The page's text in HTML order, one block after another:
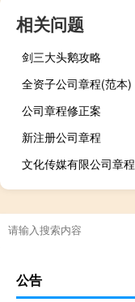
相关问题
剑三大头鹅攻略
全资子公司章程(范本)
公司章程修正案
新注册公司章程
文化传媒有限公司章程
公告